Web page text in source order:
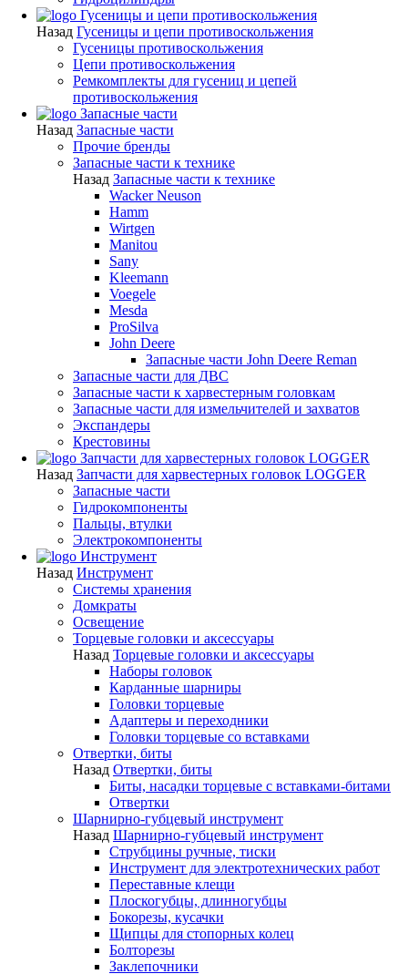
Гусеницы и цепи противоскольжения
Назад Гусеницы и цепи противоскольжения
Гусеницы противоскольжения
Цепи противоскольжения
Ремкомплекты для гусениц и цепей
противоскольжения
Запасные части
Назад Запасные части
Прочие бренды
Запасные части к технике
Назад Запасные части к технике
Wacker Neuson
Hamm
Wirtgen
Manitou
Sany
Kleemann
Voegele
Mesda
ProSilva
John Deere
Запасные части John Deere Reman
Запасные части для ДВС
Запасные части к харвестерным головкам
Запасные части для измельчителей и захватов
Экспандеры
Крестовины
Запчасти для харвестерных головок LOGGER
Назад Запчасти для харвестерных головок LOGGER
Запасные части
Гидрокомпоненты
Пальцы, втулки
Электрокомпоненты
Инструмент
Назад Инструмент
Системы хранения
Домкраты
Освещение
Торцевые головки и аксессуары
Назад Торцевые головки и аксессуары
Наборы головок
Карданные шарниры
Головки торцевые
Адаптеры и переходники
Головки торцевые со вставками
Отвертки, биты
Назад Отвертки, биты
Биты, насадки торцевые с вставками-битами
Отвертки
Шарнирно-губцевый инструмент
Назад Шарнирно-губцевый инструмент
Струбцины ручные, тиски
Инструмент для электротехнических работ
Переставные клещи
Плоскогубцы, длинногубцы
Бокорезы, кусачки
Щипцы для стопорных колец
Болторезы
Заклепочники